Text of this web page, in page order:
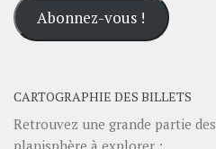
mailAbonnez-vous !
CARTOGRAPHIE DES BILLETS
Retrouvez une grande partie des